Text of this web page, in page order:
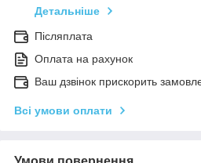
Детальніше
Післяплата
Оплата на рахунок
Ваш дзвінок прискорить
Всі умови оплати